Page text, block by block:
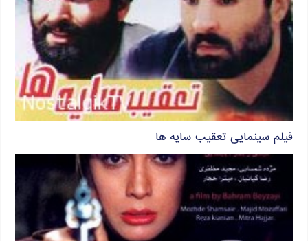
فیلم سینمایی تعقیب سایه ها